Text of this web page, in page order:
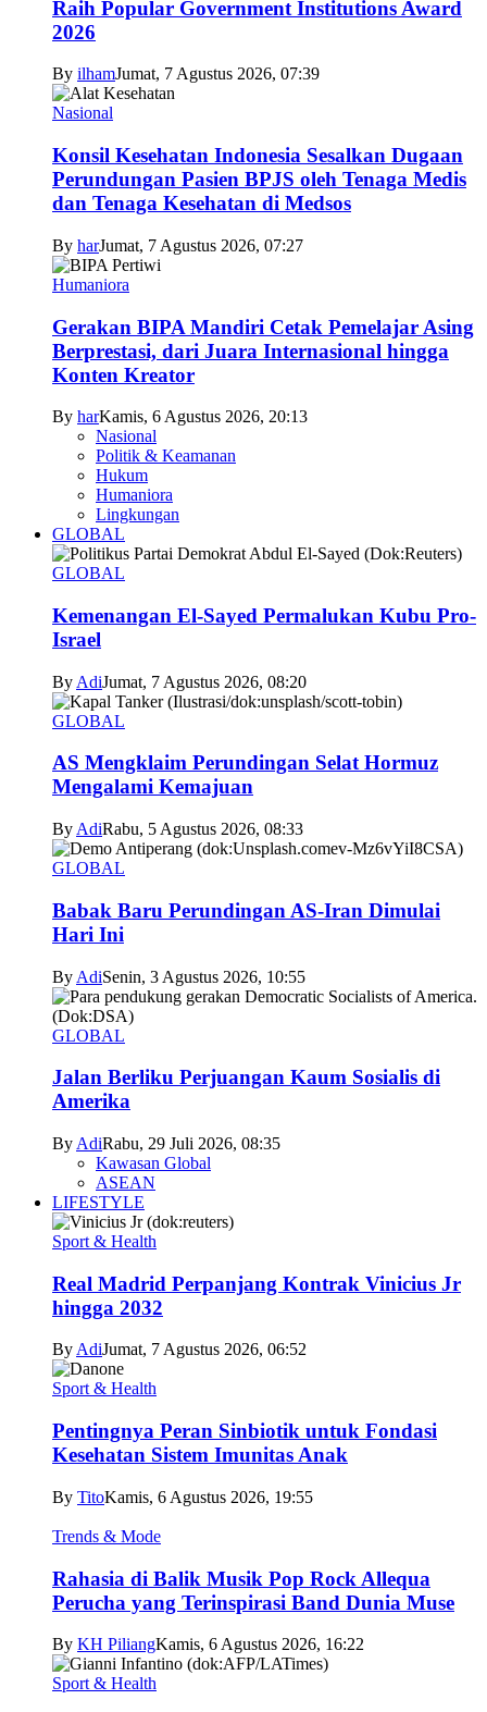
Raih Popular Government Institutions Award
2026
By ilhamJumat, 7 Agustus 2026, 07:39
Nasional
Konsil Kesehatan Indonesia Sesalkan Dugaan
Perundungan Pasien BPJS oleh Tenaga Medis
dan Tenaga Kesehatan di Medsos
By harJumat, 7 Agustus 2026, 07:27
Humaniora
Gerakan BIPA Mandiri Cetak Pemelajar Asing
Berprestasi, dari Juara Internasional hingga
Konten Kreator
By harKamis, 6 Agustus 2026, 20:13
Nasional
Politik & Keamanan
Hukum
Humaniora
Lingkungan
GLOBAL
GLOBAL
Kemenangan El-Sayed Permalukan Kubu Pro-
Israel
By AdiJumat, 7 Agustus 2026, 08:20
GLOBAL
AS Mengklaim Perundingan Selat Hormuz
Mengalami Kemajuan
By AdiRabu, 5 Agustus 2026, 08:33
GLOBAL
Babak Baru Perundingan AS-Iran Dimulai
Hari Ini
By AdiSenin, 3 Agustus 2026, 10:55
GLOBAL
Jalan Berliku Perjuangan Kaum Sosialis di
Amerika
By AdiRabu, 29 Juli 2026, 08:35
Kawasan Global
ASEAN
LIFESTYLE
Sport & Health
Real Madrid Perpanjang Kontrak Vinicius Jr
hingga 2032
ByAdiJumat, 7 Agustus 2026, 06:52
Sport & Health
Pentingnya Peran Sinbiotik untuk Fondasi
Kesehatan Sistem Imunitas Anak
By TitoKamis, 6 Agustus 2026, 19:55
Trends & Mode
Rahasia di Balik Musik Pop Rock Allequa
Perucha yang Terinspirasi Band Dunia Muse
By KH PiliangKamis, 6 Agustus 2026, 16:22
Sport & Health